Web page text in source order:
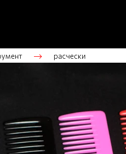
расчески